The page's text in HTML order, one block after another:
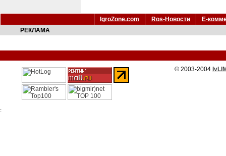
IgroZone.com Ros-Новости
Е-
РЕКЛАМА
© 2003-2004
: